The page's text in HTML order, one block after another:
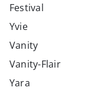
Festival
Yvie
Vanity
Vanity-Flair
Yara